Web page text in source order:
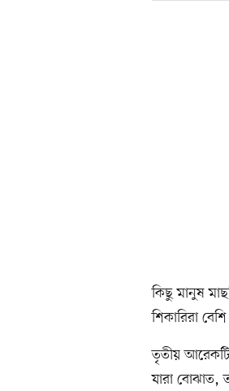
কিছু মানুষ
শিকারিরা
তৃতীয়
যারা বোঝাত,